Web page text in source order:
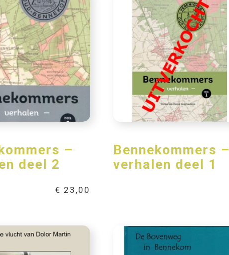
–
deel 2
€ 23,00
Bennekommers –
verhalen deel 1